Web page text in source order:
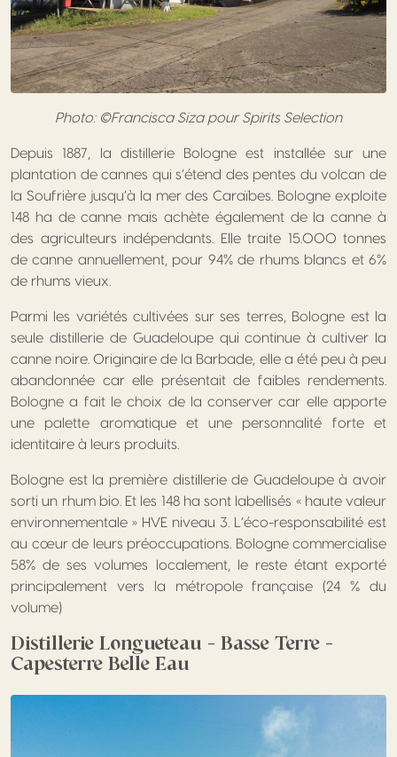
Photo: ©Francisca Siza pour Spirits Selection
Depuis 1887, la distillerie Bologne est installée sur une
plantation de cannes qui s’étend des pentes du volcan de
la Soufrière jusqu’à la mer des Caraïbes. Bologne exploite
148 ha de canne mais achète également de la canne à
des agriculteurs indépendants. Elle traite 15.000 tonnes
de canne annuellement, pour 94% de rhums blancs et 6%
de rhums vieux.
Parmi les variétés cultivées sur ses terres, Bologne est la
seule distillerie de Guadeloupe qui continue à cultiver la
canne noire. Originaire de la Barbade, elle a été peu à peu
abandonnée car elle présentait de faibles rendements.
Bologne a fait le choix de la conserver car elle apporte
une palette aromatique et une personnalité forte et
identitaire à leurs produits.
Bologne est la première distillerie de Guadeloupe à avoir
sorti un rhum bio. Et les 148 ha sont labellisés « haute valeur
environnementale » HVE niveau 3. L’éco-responsabilité est
au cœur de leurs préoccupations. Bologne commercialise
58% de ses volumes localement, le reste étant exporté
principalement vers la métropole française (24 % du
volume)
Distillerie Longueteau – Basse Terre –
Capesterre Belle Eau